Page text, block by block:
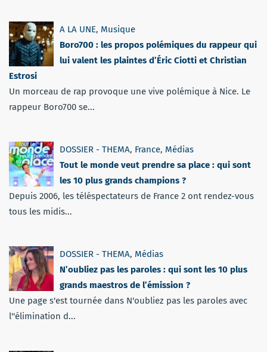
A LA UNE, Musique
Boro700 : les propos polémiques du rappeur qui
lui valent les plaintes d’Éric Ciotti et Christian
Estrosi
Un morceau de rap provoque une vive polémique à Nice. Le
rappeur Boro700 se...
DOSSIER - THEMA, France, Médias
Tout le monde veut prendre sa place : qui sont
les 10 plus grands champions ?
Depuis 2006, les téléspectateurs de France 2 ont rendez-vous
tous les midis...
DOSSIER - THEMA, Médias
N’oubliez pas les paroles : qui sont les 10 plus
grands maestros de l’émission ?
Une page s'est tournée dans N'oubliez pas les paroles avec
l''élimination d...